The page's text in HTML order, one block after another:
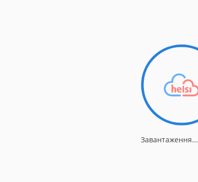
Завантаження...